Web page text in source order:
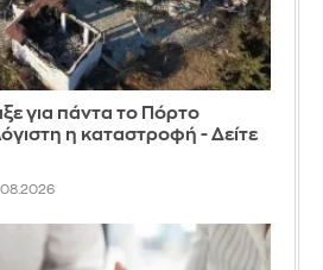
για πάντα το Πόρτο
η καταστροφή - Δείτε